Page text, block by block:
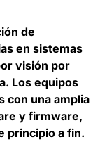
de
en sistemas
visión por
Los equipos
con una amplia
y firmware,
principio a fin.